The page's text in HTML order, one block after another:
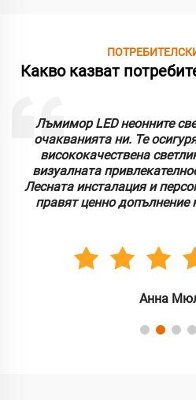
Какво казват
Лъмимор LED неонните
очакванията ни. Те
висококачествена
визуалната
Лесната инсталация и
правят ценно
Анна